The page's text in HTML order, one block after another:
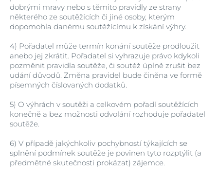
dobrými mravy nebo s těmito pravidly ze strany
některého ze soutěžících či jiné osoby, kterým
dopomohla danému soutěžícímu k získání výhry.
4) Pořadatel může termín konání soutěže prodloužit
anebo jej zkrátit. Pořadatel si vyhrazuje právo kdykoli
pozměnit pravidla soutěže, či soutěž úplně zrušit bez
udání důvodů. Změna pravidel bude činěna ve formě
písemných číslovaných dodatků.
5) O výhrách v soutěži a celkovém pořadí soutěžících
konečně a bez možnosti odvolání rozhoduje pořadatel
soutěže.
6) V případě jakýchkoliv pochybností týkajících se
splnění podmínek soutěže je povinen tyto rozptýlit (a
předmětné skutečnosti prokázat) zájemce.